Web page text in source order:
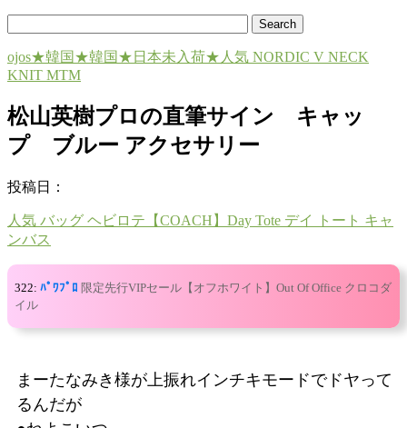
ojos★韓国★韓国★日本未入荷★人気 NORDIC V NECK
KNIT MTM
松山英樹プロの直筆サイン キャッ
プ ブルー アクセサリー
投稿日：
人気 バッグ ヘビロテ【COACH】Day Tote デイ トート キャ
ンバス
322: ﾊﾟﾜﾌﾟﾛ 限定先行VIPセール【オフホワイト】Out Of Office クロコダ
イル
まーたなみき様が上振れインチキモードでドヤって
るんだが